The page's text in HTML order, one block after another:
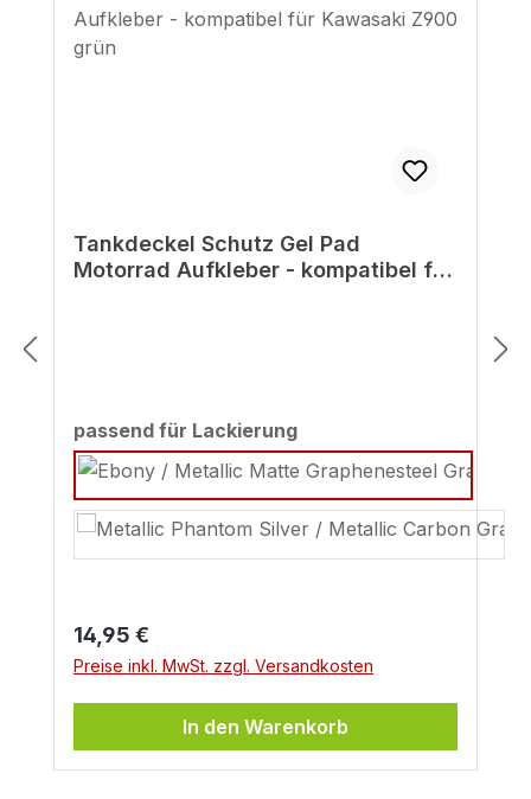
Tankdeckel Schutz Gel Pad
Motorrad Aufkleber - kompatibel für
passend für Lackierungauswählen
Regulärer Preis:
14,95 €
Preise inkl. MwSt. zzgl. Versandkosten
In den Warenkorb